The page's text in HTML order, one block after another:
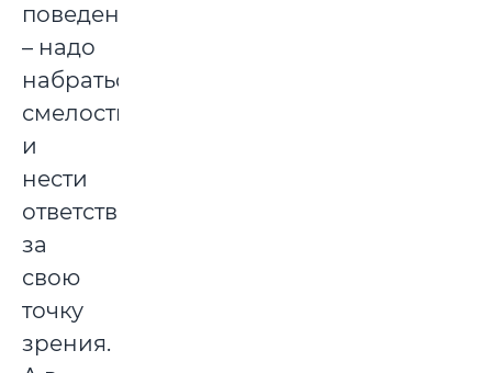
поведение
– надо
набраться
смелости
и
нести
ответственность
за
свою
точку
зрения.